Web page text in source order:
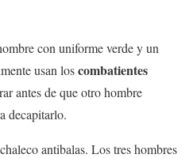
con uniforme verde y un
usan loscombatientes
antes de que otro hombre
decapitarlo.
antibalas. Los tres hombres